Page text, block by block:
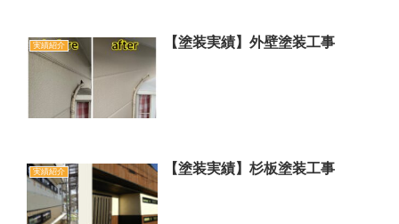
実績紹介 【塗装実績】外壁塗装工事
実績紹介 【塗装実績】杉板塗装工事